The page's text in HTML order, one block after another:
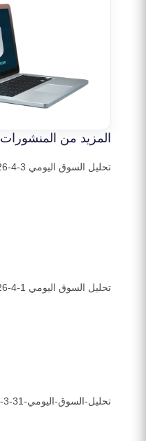
المزيد من المنشورات
تحليل السوق اليومي 3-4-2026
تحليل السوق اليومي 1-4-2026
تحليل-السوق-اليومي-31-3-2026